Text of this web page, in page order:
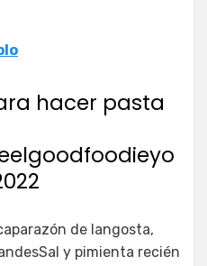
hacer pasta
de langosta,
y pimienta recién